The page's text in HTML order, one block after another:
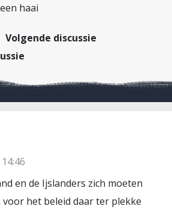
haai
Volgende discussie
en de Ijslanders zich moeten
het beleid daar ter plekke